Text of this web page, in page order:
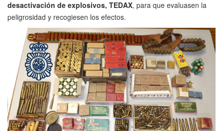
desactivación de explosivos, TEDAX, para que evaluasen la
peligrosidad y recogiesen los efectos.